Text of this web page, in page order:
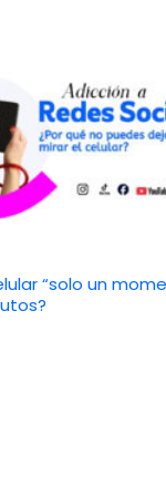
“solo un